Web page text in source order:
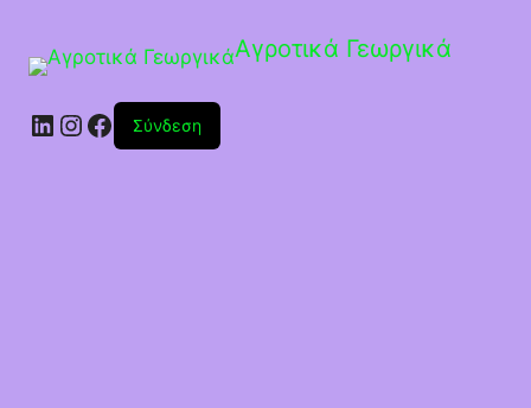
Αγροτικά Γεωργικά
Linkedin
Instagram
Facebook
Σύνδεση